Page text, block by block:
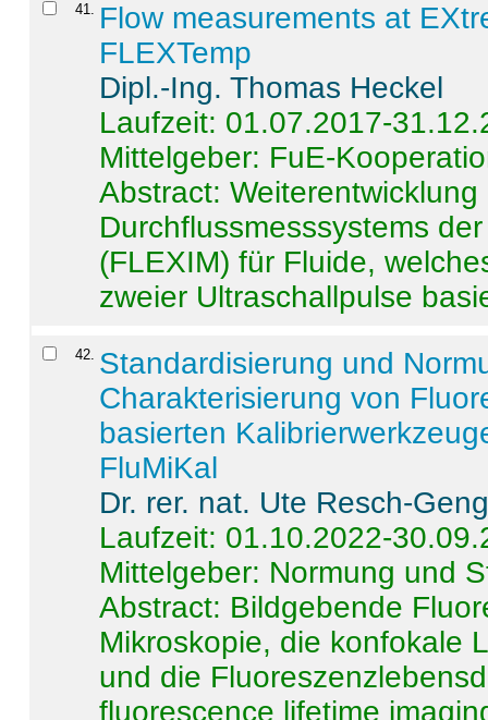
41. Flow measurements at
FLEXTemp
Dipl.-Ing. Thomas Heckel
Laufzeit: 01.07.2017-
Mittelgeber: FuE-
Abstract:
Durchflussmesssystems
(FLEXIM) für Fluide,
zweier Ultraschallpulse
42. Standardisierung und
Charakterisierung von
basierten
FluMiKal
Dr. rer. nat. Ute Resch-
Laufzeit: 01.10.2022-
Mittelgeber: Normung und
Abstract: Bildgebende
Mikroskopie, die konfokale
und die
fluorescence lifetime